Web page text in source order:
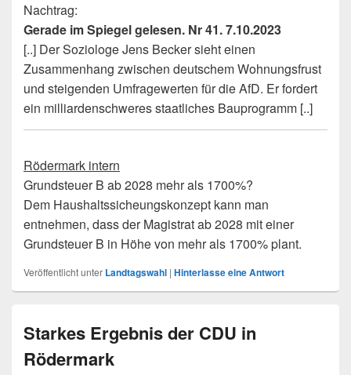
Nachtrag:
Gerade im Spiegel gelesen. Nr 41. 7.10.2023
[..] Der Soziologe Jens Becker sieht einen
Zusammenhang zwischen deutschem Wohnungsfrust
und steigenden Umfragewerten für die AfD. Er fordert
ein milliardenschweres staatliches Bauprogramm [..]
Rödermark intern
Grundsteuer B ab 2028 mehr als 1700%?
Dem Haushaltssicheungskonzept kann man
entnehmen, dass der Magistrat ab 2028 mit einer
Grundsteuer B in Höhe von mehr als 1700% plant.
Veröffentlicht unter Landtagswahl | Hinterlasse eine Antwort
Starkes Ergebnis der CDU in
Rödermark